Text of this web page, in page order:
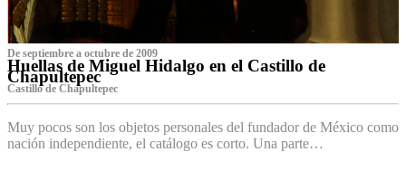
De septiembre a octubre de 2009
Huellas de Miguel Hidalgo en el Castillo de
Chapultepec
Castillo de Chapultepec
Muy pocos son los objetos personales del fundador de México como
nación independiente, el catálogo es corto. Una parte…